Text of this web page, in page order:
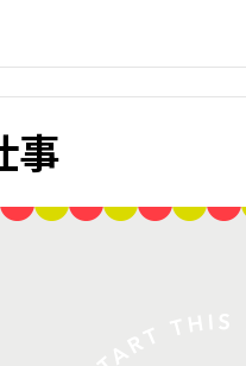
事